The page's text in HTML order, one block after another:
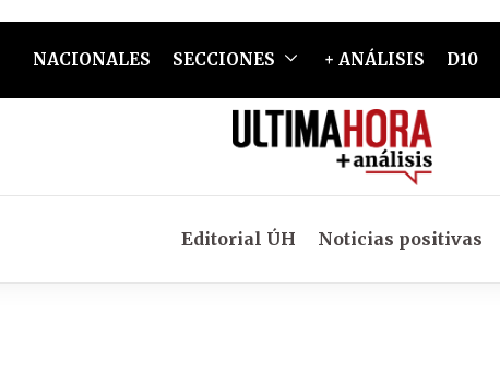
NACIONALES SECCIONES + ANÁLISIS D10
Editorial ÚH Noticias positivas